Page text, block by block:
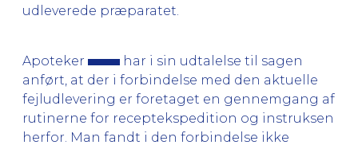
udleverede præparatet.
Apoteker
har i sin udtalelse til sagen
anført, at der i forbindelse med den aktuelle
fejludlevering er foretaget en gennemgang af
rutinerne for receptekspedition og instruksen
herfor. Man fandt i den forbindelse ikke